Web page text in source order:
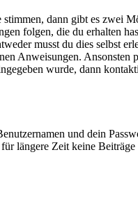
stimmen, dann gibt es zwei
folgen, die du erhalten
musst du dies selbst
Anweisungen.
wurde, dann
und dein
längere Zeit keine